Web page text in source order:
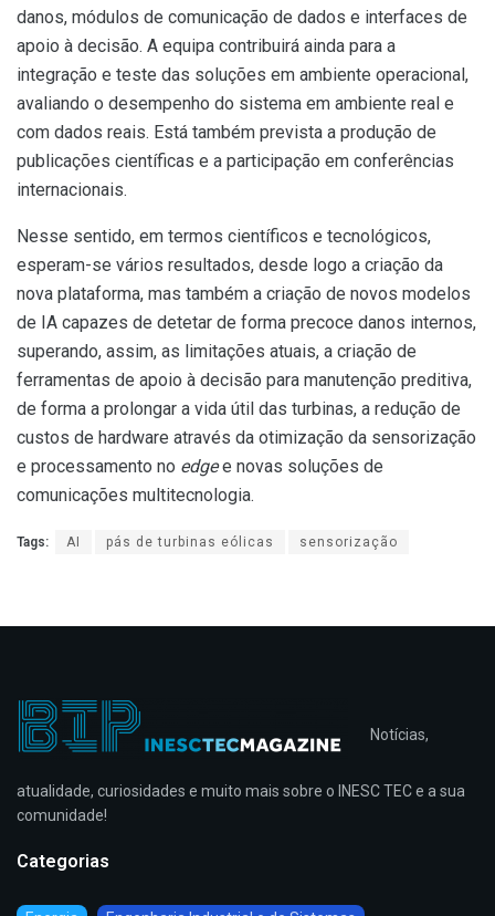
danos, módulos de comunicação de dados e interfaces de
apoio à decisão. A equipa contribuirá ainda para a
integração e teste das soluções em ambiente operacional,
avaliando o desempenho do sistema em ambiente real e
com dados reais. Está também prevista a produção de
publicações científicas e a participação em conferências
internacionais.
Nesse sentido, em termos científicos e tecnológicos,
esperam-se vários resultados, desde logo a criação da
nova plataforma, mas também a criação de novos modelos
de IA capazes de detetar de forma precoce danos internos,
superando, assim, as limitações atuais, a criação de
ferramentas de apoio à decisão para manutenção preditiva,
de forma a prolongar a vida útil das turbinas, a redução de
custos de hardware através da otimização da sensorização
e processamento no edgee novas soluções de
comunicações multitecnologia.
Tags: AI pás de turbinas eólicas sensorização
Notícias,
atualidade, curiosidades e muito mais sobre o INESC TEC e a sua
comunidade!
Categorias